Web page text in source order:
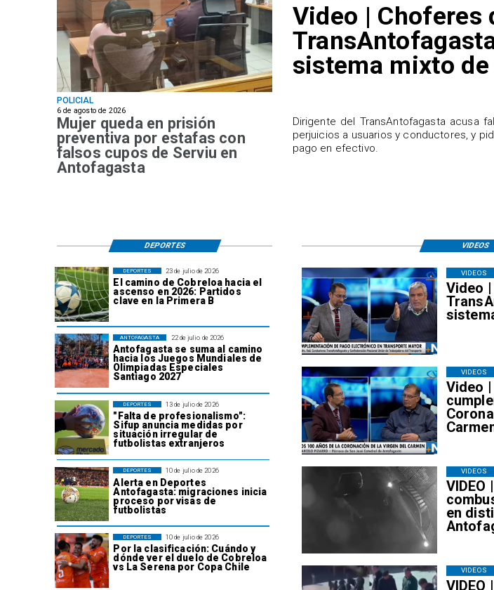
Video | Choferes
sistema mixto de
​Dirigente del TransAntofagasta acusa
perjuicios a usuarios y conductores, y
pago en efectivo.
POLICIAL
6 de agosto de 2026
Mujer queda en prisión
preventiva por estafas con
falsos cupos de Serviu en
Antofagasta
23 de julio de 2026
El camino de Cobreloa hacia el
ascenso en 2026: Partidos
clave en la Primera B
DEPORTES
22 de julio de 2026
Antofagasta se suma al camino
hacia los Juegos Mundiales de
Olimpiadas Especiales
Santiago 2027
ANTOFAGASTA
13 de julio de 2026
"Falta de profesionalismo":
Sifup anuncia medidas por
situación irregular de
futbolistas extranjeros
DEPORTES
10 de julio de 2026
Alerta en Deportes
Antofagasta: migraciones inicia
proceso por visas de
futbolistas
DEPORTES
10 de julio de 2026
Por la clasificación: Cuándo y
dónde ver el duelo de Cobreloa
vs La Serena por Copa Chile
DEPORTES
Video
VIDEOS
Video
VIDEOS
VIDEO
en
VIDEOS
VIDEOS
VIDEOS
DEPORTES